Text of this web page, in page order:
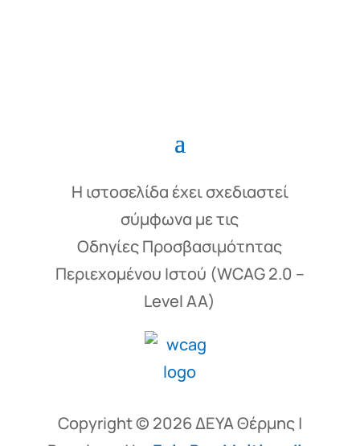
Η ιστοσελίδα έχει σχεδιαστεί
σύμφωνα με τις
Οδηγίες Προσβασιμότητας
Περιεχομένου Ιστού (WCAG 2.0 –
Level AA)
Copyright © 2026 ΔΕΥΑ Θέρμης |